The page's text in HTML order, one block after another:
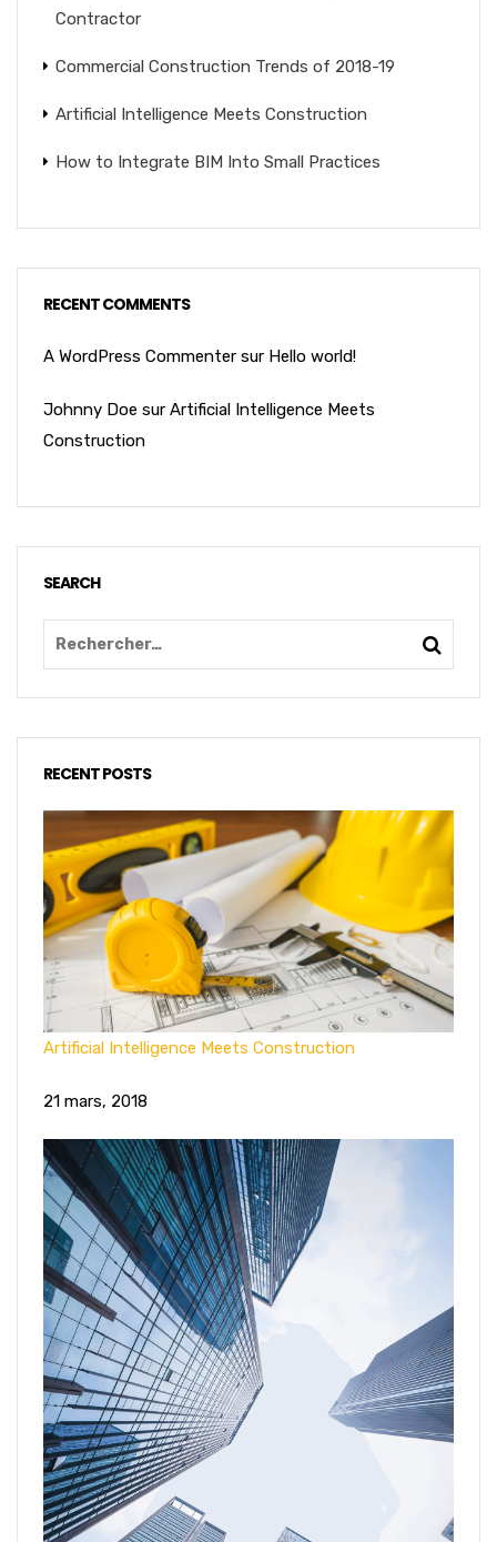
Contractor
Commercial Construction Trends of 2018-19
Artificial Intelligence Meets Construction
How to Integrate BIM Into Small Practices
RECENT COMMENTS
A WordPress Commenter sur Hello world!
Johnny Doe sur Artificial Intelligence Meets
Construction
SEARCH
RECENT POSTS
Artificial Intelligence Meets Construction
21 mars, 2018